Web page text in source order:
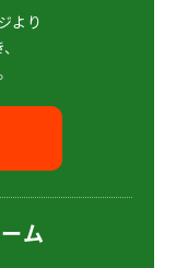
より
ム